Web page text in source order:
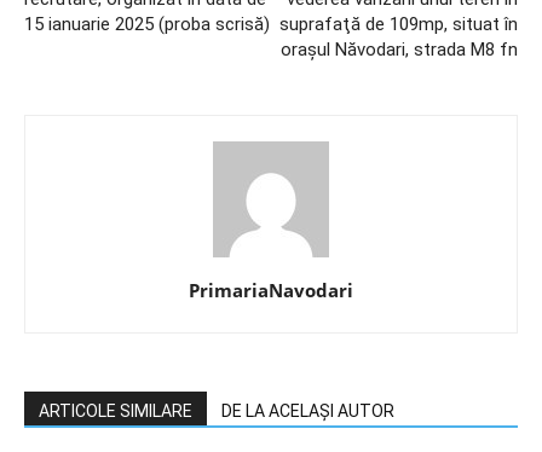
15 ianuarie 2025 (proba scrisă) suprafaţă de 109mp, situat în
oraşul Năvodari, strada M8 fn
PrimariaNavodari
ARTICOLE SIMILARE DE LA ACELAȘI AUTOR